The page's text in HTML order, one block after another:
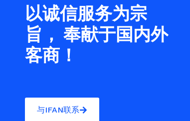
以诚信服务为宗
旨， 奉献于国内外
客商！
与IFAN联系